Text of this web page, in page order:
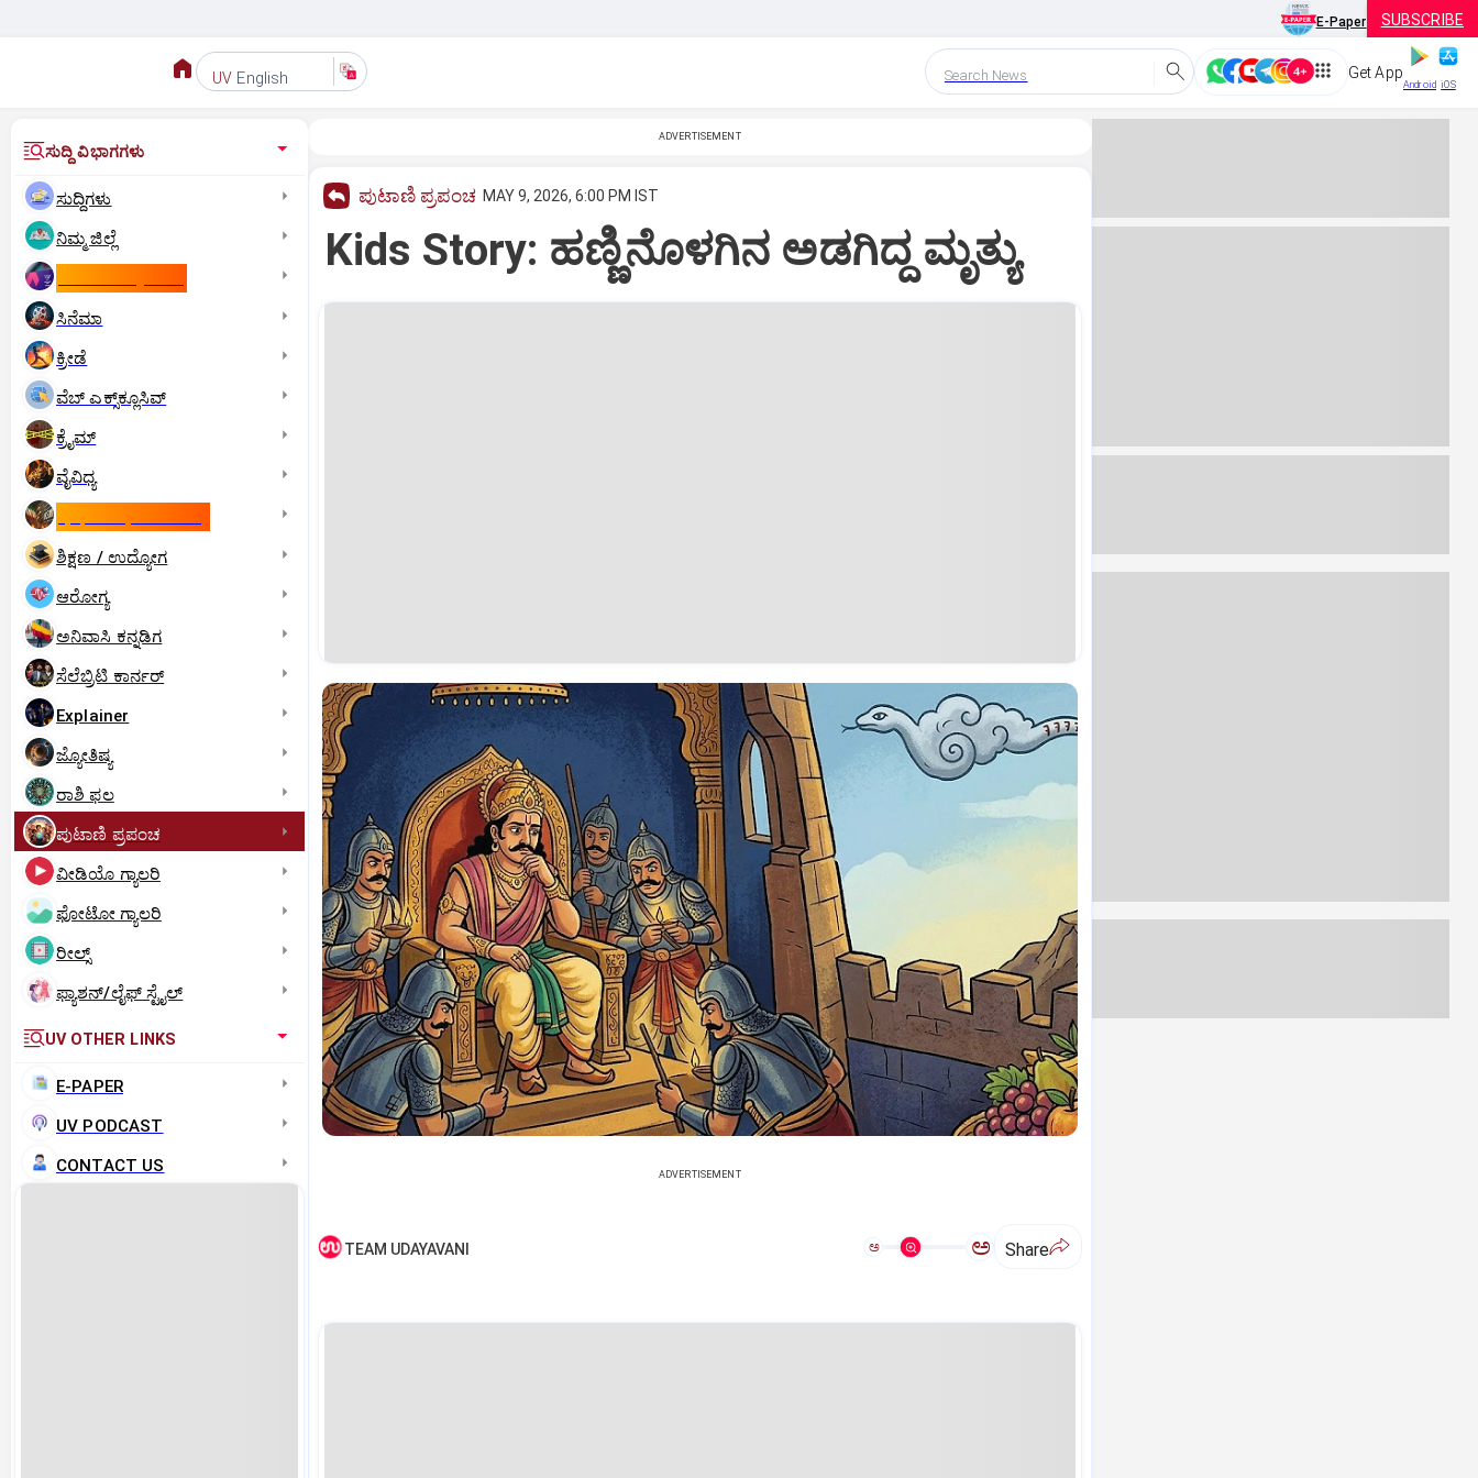
E-Paper SUBSCRIBE
UV English Search News Get App
Android iOS
ಸುದ್ದಿ ವಿಭಾಗಗಳು
ಸುದ್ದಿಗಳು
ನಿಮ್ಮ ಜಿಲ್ಲೆ
ಸಿನೆಮಾ
ಕ್ರೀಡೆ
ವೆಬ್ ಎಕ್ಸ್‌ಕ್ಲೂಸಿವ್
ಕ್ರೈಮ್
ವೈವಿಧ್ಯ
ಶಿಕ್ಷಣ / ಉದ್ಯೋಗ
ಆರೋಗ್ಯ
ಅನಿವಾಸಿ ಕನ್ನಡಿಗ
ಸೆಲೆಬ್ರಿಟಿ ಕಾರ್ನರ್‌
Explainer
ಜ್ಯೋತಿಷ್ಯ
ರಾಶಿ ಫಲ
ಪುಟಾಣಿ ಪ್ರಪಂಚ
ವೀಡಿಯೊ ಗ್ಯಾಲರಿ
ಫೋಟೋ ಗ್ಯಾಲರಿ
ರೀಲ್ಸ್
ಫ್ಯಾಶನ್/ಲೈಫ್‌ ಸ್ಟೈಲ್
UV OTHER LINKS
E-PAPER
UV PODCAST
CONTACT US
ADVERTISEMENT
ಪುಟಾಣಿ ಪ್ರಪಂಚ MAY 9, 2026, 6:00 PM IST
Kids Story: ಹಣ್ಣಿನೊಳಗಿನ ಅಡಗಿದ್ದ ಮೃತ್ಯು
ADVERTISEMENT
TEAM UDAYAVANI ಅ ಅ Share